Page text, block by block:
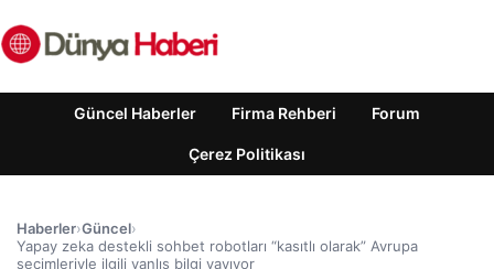
Güncel Haberler Firma Rehberi Forum
Çerez Politikası
Haberler›Güncel›
Yapay zeka destekli sohbet robotları “kasıtlı olarak” Avrupa
seçimleriyle ilgili yanlış bilgi yayıyor